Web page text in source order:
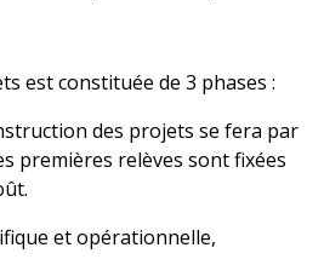
est constituée de 3 phases :
des projets se fera par
premières relèves sont fixées
et opérationnelle,